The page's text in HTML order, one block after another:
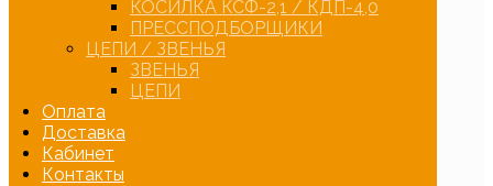
КОСИЛКА КСФ-2,1 / КДП-4,0
ПРЕССПОДБОРЩИКИ
ЦЕПИ / ЗВЕНЬЯ
ЗВЕНЬЯ
ЦЕПИ
Оплата
Доставка
Кабинет
Контакты